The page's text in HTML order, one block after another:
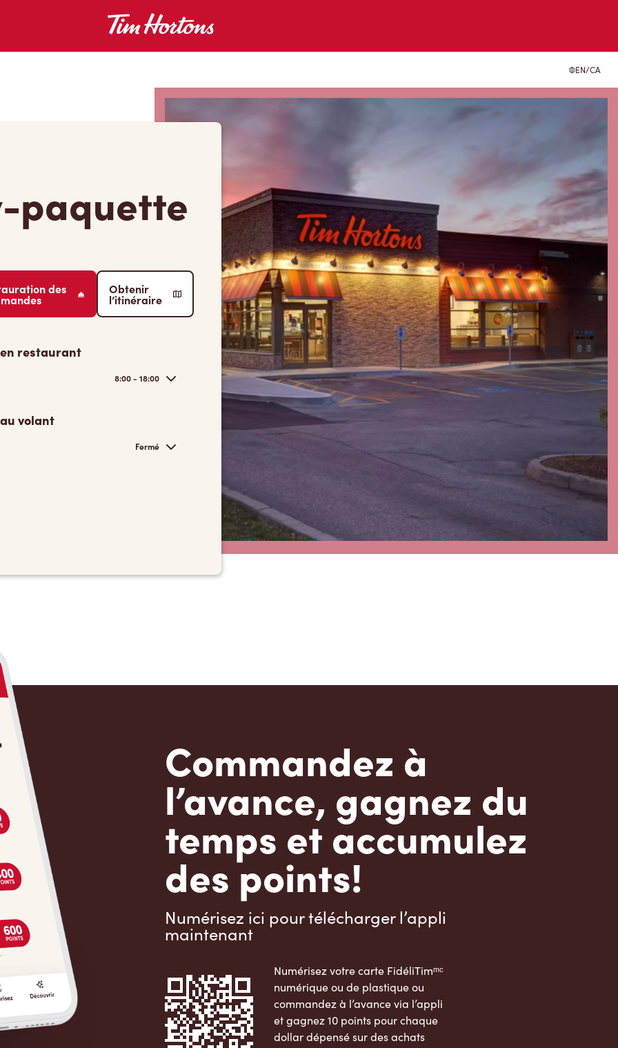
EN/CA
paquette
des Obtenir
l’itinéraire
restaurant
8:00 - 18:00
volant
Fermé
Commandez à
l’avance, gagnez du
temps et accumulez
des points!
Numérisez ici pour télécharger l’appli
maintenant
Numérisez votre carte FidéliTimᵐᶜ
numérique ou de plastique ou
commandez à l’avance via l’appli
et gagnez 10 points pour chaque
dollar dépensé sur des achats